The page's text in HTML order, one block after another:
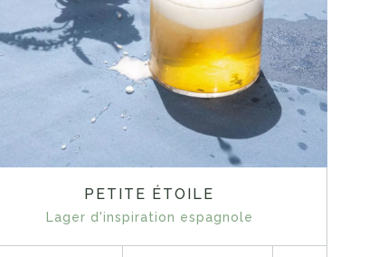
PETITE ÉTOILE
Lager d'inspiration espagnole